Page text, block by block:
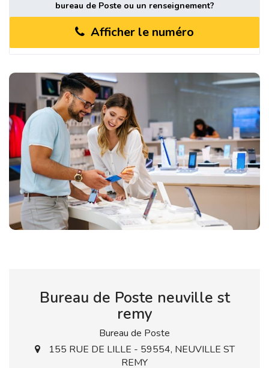
bureau de Poste ou un renseignement?
Afficher le numéro
Bureau de Poste neuville st
remy
Bureau de Poste
155 RUE DE LILLE - 59554, NEUVILLE ST
REMY